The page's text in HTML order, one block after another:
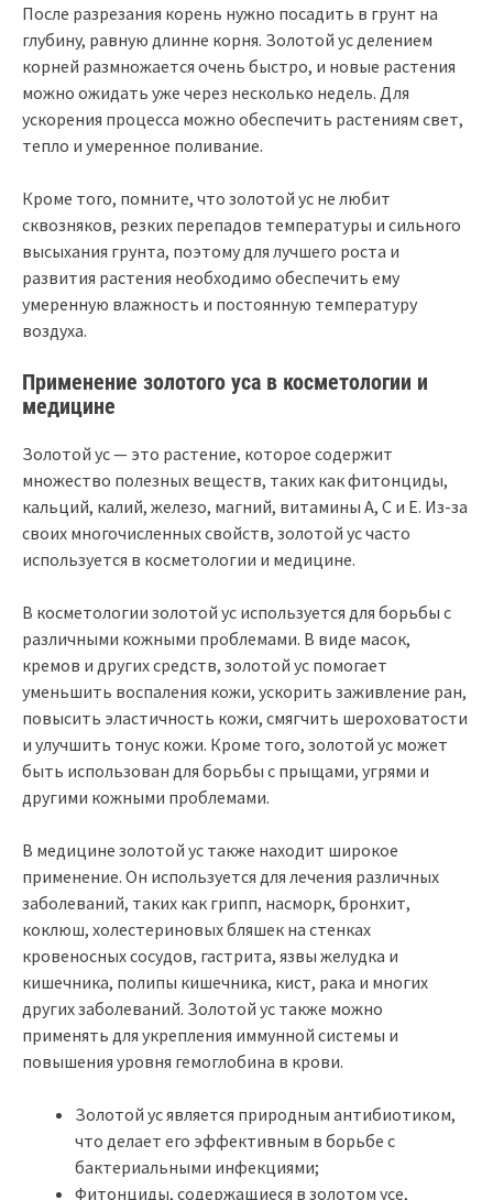
После разрезания корень нужно посадить в грунт на
глубину, равную длинне корня. Золотой ус делением
корней размножается очень быстро, и новые растения
можно ожидать уже через несколько недель. Для
ускорения процесса можно обеспечить растениям свет,
тепло и умеренное поливание.
Кроме того, помните, что золотой ус не любит
сквозняков, резких перепадов температуры и сильного
высыхания грунта, поэтому для лучшего роста и
развития растения необходимо обеспечить ему
умеренную влажность и постоянную температуру
воздуха.
Применение золотого уса в косметологии и
медицине
Золотой ус — это растение, которое содержит
множество полезных веществ, таких как фитонциды,
кальций, калий, железо, магний, витамины А, С и Е. Из-за
своих многочисленных свойств, золотой ус часто
используется в косметологии и медицине.
В косметологии золотой ус используется для борьбы с
различными кожными проблемами. В виде масок,
кремов и других средств, золотой ус помогает
уменьшить воспаления кожи, ускорить заживление ран,
повысить эластичность кожи, смягчить шероховатости
и улучшить тонус кожи. Кроме того, золотой ус может
быть использован для борьбы с прыщами, угрями и
другими кожными проблемами.
В медицине золотой ус также находит широкое
применение. Он используется для лечения различных
заболеваний, таких как грипп, насморк, бронхит,
коклюш, холестериновых бляшек на стенках
кровеносных сосудов, гастрита, язвы желудка и
кишечника, полипы кишечника, кист, рака и многих
других заболеваний. Золотой ус также можно
применять для укрепления иммунной системы и
повышения уровня гемоглобина в крови.
Золотой ус является природным антибиотиком,
что делает его эффективным в борьбе с
бактериальными инфекциями;
Фитонциды, содержащиеся в золотом усе,